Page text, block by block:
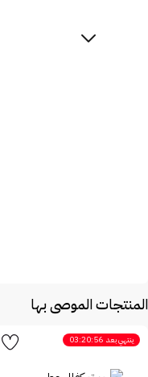
المنتجات الموصى بها
ينتهي بعد 03:20:56